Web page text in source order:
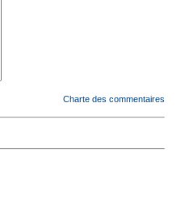
Charte des commentaires